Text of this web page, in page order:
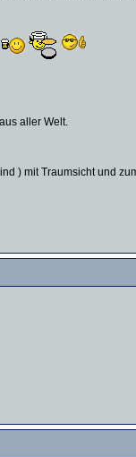
aller Welt.
) mit Traumsicht und